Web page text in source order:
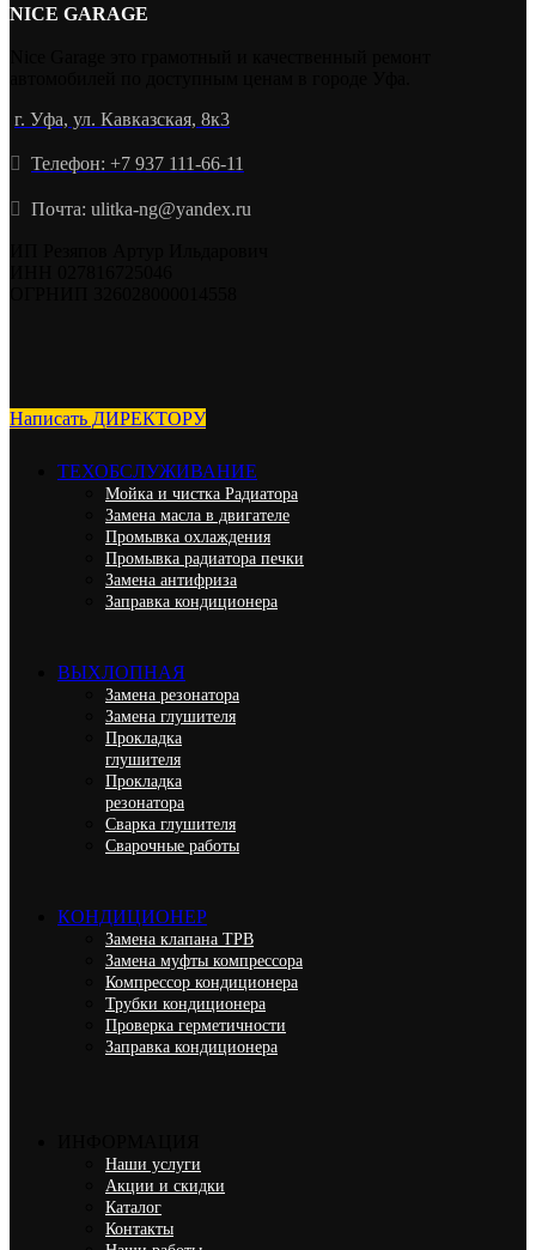
NICE GARAGE
г. Уфа, ул. Кавказская, 8к3
Телефон: +7 937 111-66-11
Почта: ulitka-ng@yandex.ru
Написать ДИРЕКТОРУ
ТЕХОБСЛУЖИВАНИЕ
Мойка и чистка Радиатора
Замена масла в двигателе
Промывка охлаждения
Промывка радиатора печки
Замена антифриза
Заправка кондиционера
ВЫХЛОПНАЯ
Замена резонатора
Замена глушителя
Прокладка
глушителя
Прокладка
резонатора
Сварка глушителя
Сварочные работы
КОНДИЦИОНЕР
Замена клапана ТРВ
Замена муфты компрессора
Компрессор кондиционера
Трубки кондиционера
Проверка герметичности
Заправка кондиционера
Наши услуги
Акции и скидки
Каталог
Контакты